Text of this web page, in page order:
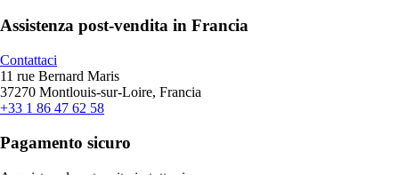
Assistenza post-vendita in Francia
Contattaci
11 rue Bernard Maris
37270 Montlouis-sur-Loire, Francia
+33 1 86 47 62 58
Pagamento sicuro